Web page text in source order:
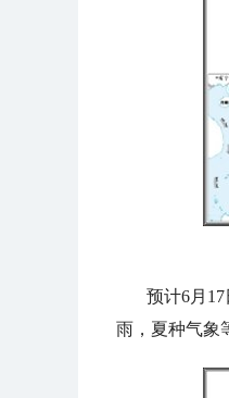
预计6月
雨，夏种气象